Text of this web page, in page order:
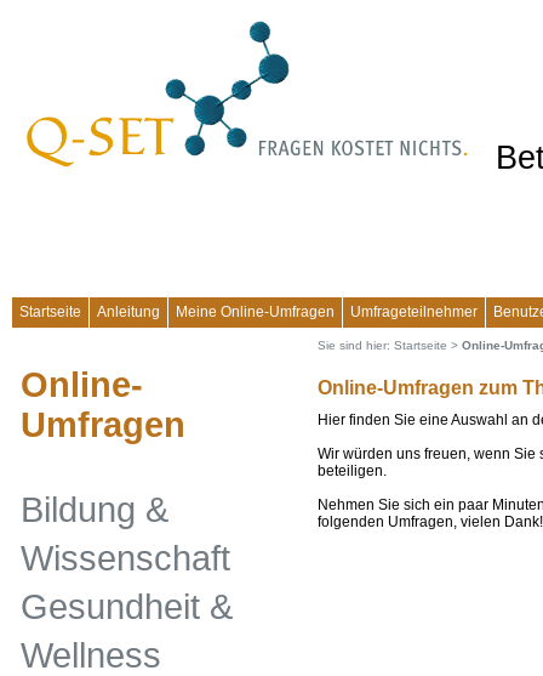
Startseite Anleitung Meine Online-Umfragen Umfrageteilnehmer
Sie sind hier: Startseite > Online-
Online-Umfragen zum
Hier finden Sie eine Auswahl an
Wir würden uns freuen, wenn
beteiligen.
Nehmen Sie sich ein paar
folgenden Umfragen, vielen Dank!
Online-
Umfragen
Bildung &
Wissenschaft
Gesundheit &
Wellness